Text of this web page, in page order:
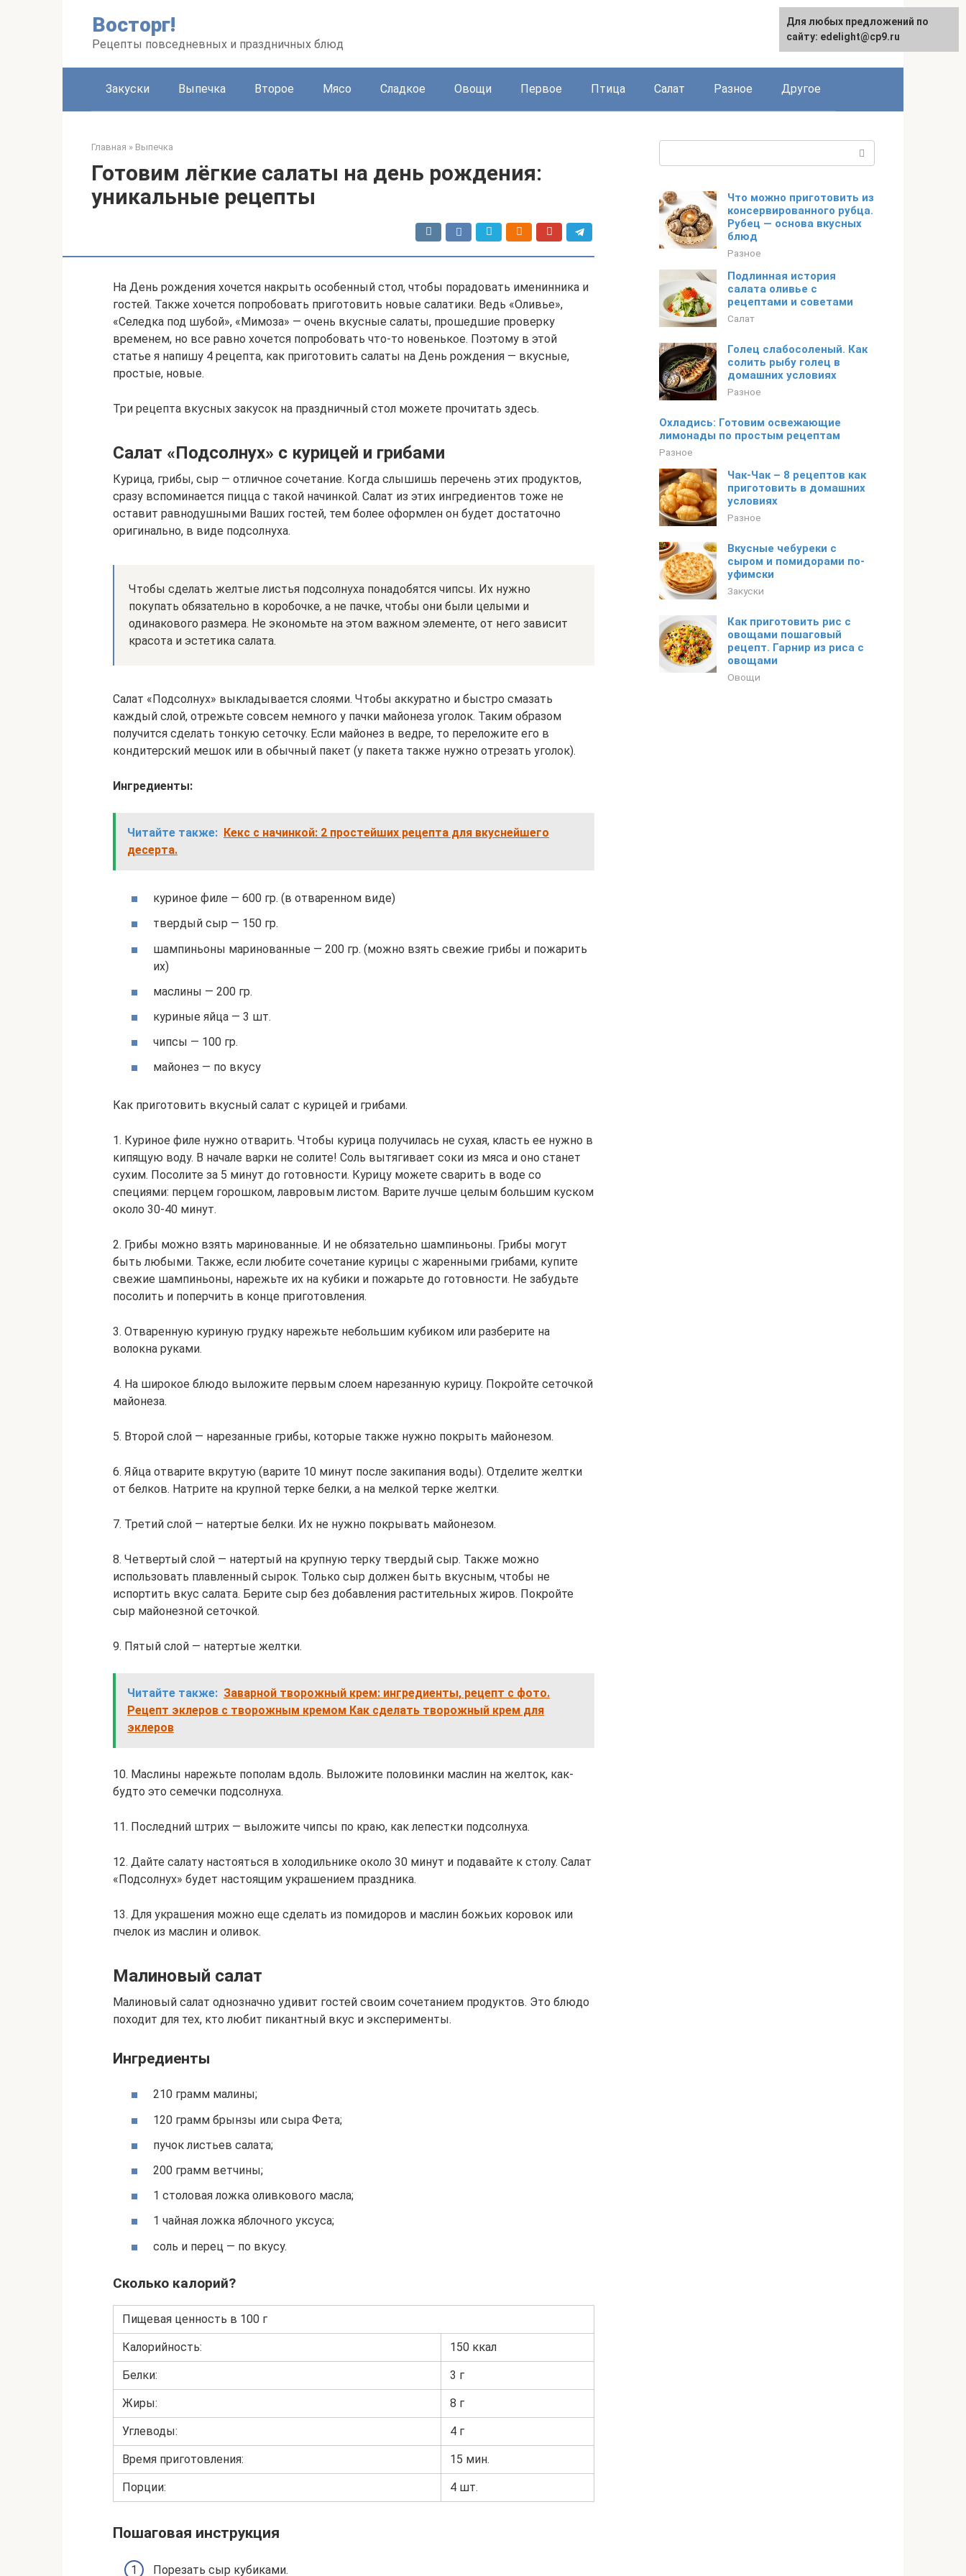
Восторг!
Рецепты повседневных и праздничных блюд
English
Закуски Выпечка Второе Мясо Сладкое Овощи Первое Птица Салат Разное Другое
Главная » Выпечка
Готовим лёгкие салаты на день рождения:
уникальные рецепты
На День рождения хочется накрыть особенный стол, чтобы порадовать именинника и
гостей. Также хочется попробовать приготовить новые салатики. Ведь «Оливье»,
«Селедка под шубой», «Мимоза» — очень вкусные салаты, прошедшие проверку
временем, но все равно хочется попробовать что-то новенькое. Поэтому в этой
статье я напишу 4 рецепта, как приготовить салаты на День рождения — вкусные,
простые, новые.
Три рецепта вкусных закусок на праздничный стол можете прочитать здесь.
Салат «Подсолнух» с курицей и грибами
Курица, грибы, сыр — отличное сочетание. Когда слышишь перечень этих продуктов,
сразу вспоминается пицца с такой начинкой. Салат из этих ингредиентов тоже не
оставит равнодушными Ваших гостей, тем более оформлен он будет достаточно
оригинально, в виде подсолнуха.
Чтобы сделать желтые листья подсолнуха понадобятся чипсы. Их нужно
покупать обязательно в коробочке, а не пачке, чтобы они были целыми и
одинакового размера. Не экономьте на этом важном элементе, от него зависит
красота и эстетика салата.
Салат «Подсолнух» выкладывается слоями. Чтобы аккуратно и быстро смазать
каждый слой, отрежьте совсем немного у пачки майонеза уголок. Таким образом
получится сделать тонкую сеточку. Если майонез в ведре, то переложите его в
кондитерский мешок или в обычный пакет (у пакета также нужно отрезать уголок).
Ингредиенты:
Читайте также: Кекс с начинкой: 2 простейших рецепта для вкуснейшего
десерта.
куриное филе — 600 гр. (в отваренном виде)
твердый сыр — 150 гр.
шампиньоны маринованные — 200 гр. (можно взять свежие грибы и пожарить
их)
маслины — 200 гр.
куриные яйца — 3 шт.
чипсы — 100 гр.
майонез — по вкусу
Как приготовить вкусный салат с курицей и грибами.
1. Куриное филе нужно отварить. Чтобы курица получилась не сухая, класть ее нужно в
кипящую воду. В начале варки не солите! Соль вытягивает соки из мяса и оно станет
сухим. Посолите за 5 минут до готовности. Курицу можете сварить в воде со
специями: перцем горошком, лавровым листом. Варите лучше целым большим куском
около 30-40 минут.
2. Грибы можно взять маринованные. И не обязательно шампиньоны. Грибы могут
быть любыми. Также, если любите сочетание курицы с жаренными грибами, купите
свежие шампиньоны, нарежьте их на кубики и пожарьте до готовности. Не забудьте
посолить и поперчить в конце приготовления.
3. Отваренную куриную грудку нарежьте небольшим кубиком или разберите на
волокна руками.
4. На широкое блюдо выложите первым слоем нарезанную курицу. Покройте сеточкой
майонеза.
5. Второй слой — нарезанные грибы, которые также нужно покрыть майонезом.
6. Яйца отварите вкрутую (варите 10 минут после закипания воды). Отделите желтки
от белков. Натрите на крупной терке белки, а на мелкой терке желтки.
7. Третий слой — натертые белки. Их не нужно покрывать майонезом.
8. Четвертый слой — натертый на крупную терку твердый сыр. Также можно
использовать плавленный сырок. Только сыр должен быть вкусным, чтобы не
испортить вкус салата. Берите сыр без добавления растительных жиров. Покройте
сыр майонезной сеточкой.
9. Пятый слой — натертые желтки.
Читайте также: Заварной творожный крем: ингредиенты, рецепт с фото.
Рецепт эклеров с творожным кремом Как сделать творожный крем для
эклеров
10. Маслины нарежьте пополам вдоль. Выложите половинки маслин на желток, как-
будто это семечки подсолнуха.
11. Последний штрих — выложите чипсы по краю, как лепестки подсолнуха.
12. Дайте салату настояться в холодильнике около 30 минут и подавайте к столу. Салат
«Подсолнух» будет настоящим украшением праздника.
13. Для украшения можно еще сделать из помидоров и маслин божьих коровок или
пчелок из маслин и оливок.
Малиновый салат
Малиновый салат однозначно удивит гостей своим сочетанием продуктов. Это блюдо
походит для тех, кто любит пикантный вкус и эксперименты.
Ингредиенты
210 грамм малины;
120 грамм брынзы или сыра Фета;
пучок листьев салата;
200 грамм ветчины;
1 столовая ложка оливкового масла;
1 чайная ложка яблочного уксуса;
соль и перец — по вкусу.
Сколько калорий?
Пищевая ценность в 100 г
Калорийность: 150 ккал
Белки: 3 г
Жиры: 8 г
Углеводы: 4 г
Время приготовления: 15 мин.
Порции: 4 шт.
Пошаговая инструкция
Порезать сыр кубиками.
Что можно приготовить из
консервированного рубца.
Рубец — основа вкусных
блюд
Разное
Подлинная история
салата оливье с
рецептами и советами
Салат
Голец слабосоленый. Как
солить рыбу голец в
домашних условиях
Разное
Охладись: Готовим освежающие
лимонады по простым рецептам
Разное
Чак-Чак – 8 рецептов как
приготовить в домашних
условиях
Разное
Вкусные чебуреки с
сыром и помидорами по-
уфимски
Закуски
Как приготовить рис с
овощами пошаговый
рецепт. Гарнир из риса с
овощами
Овощи
Для любых предложений по
сайту: edelight@cp9.ru